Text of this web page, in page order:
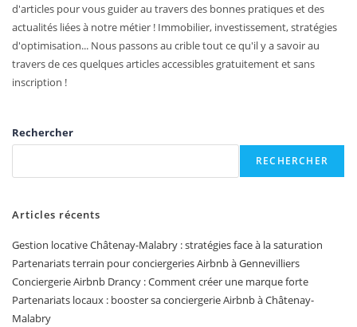
d'articles pour vous guider au travers des bonnes pratiques et des
actualités liées à notre métier ! Immobilier, investissement, stratégies
d'optimisation... Nous passons au crible tout ce qu'il y a savoir au
travers de ces quelques articles accessibles gratuitement et sans
inscription !
Rechercher
RECHERCHER
Articles récents
Gestion locative Châtenay-Malabry : stratégies face à la saturation
Partenariats terrain pour conciergeries Airbnb à Gennevilliers
Conciergerie Airbnb Drancy : Comment créer une marque forte
Partenariats locaux : booster sa conciergerie Airbnb à Châtenay-
Malabry